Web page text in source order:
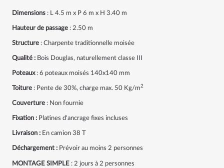
Dimensions : L 4.5 m x P 6 m x H 3.40 m
Hauteur de passage : 2.50 m
Structure : Charpente traditionnelle moisée
Qualité : Bois Douglas, naturellement classe III
Poteaux: 6 poteaux moisés 140x140 mm
Toiture : Pente de 30%, charge max. 50 Kg/m2
Couverture : Non fournie
Fixation : Platines d'ancrage fixes incluses
Livraison : En camion 38 T
Déchargement : Prévoir au moins 2 personnes
MONTAGE SIMPLE : 2 jours à 2 personnes